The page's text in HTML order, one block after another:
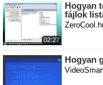
02:27
Hogyan
fájlok
Hogyan